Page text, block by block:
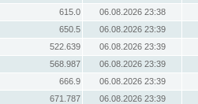
615.0
06.08.2026 23:38
650.5
06.08.2026 23:39
522.639
06.08.2026 23:39
568.987
06.08.2026 23:39
666.9
06.08.2026 23:39
671.787
06.08.2026 23:39